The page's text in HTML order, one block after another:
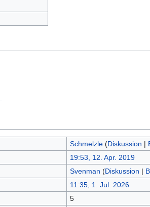
Schmelzle (Diskussion |
19:53, 12. Apr. 2019
Svenman (Diskussion |
11:35, 1. Jul. 2026
5